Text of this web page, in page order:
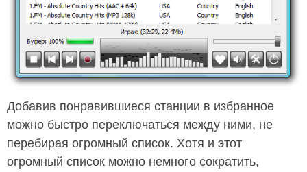
Добавив понравившиеся станции в избранное
можно быстро переключаться между ними, не
перебирая огромный список. Хотя и этот
огромный список можно немного сократить,